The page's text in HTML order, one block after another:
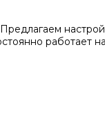
работает